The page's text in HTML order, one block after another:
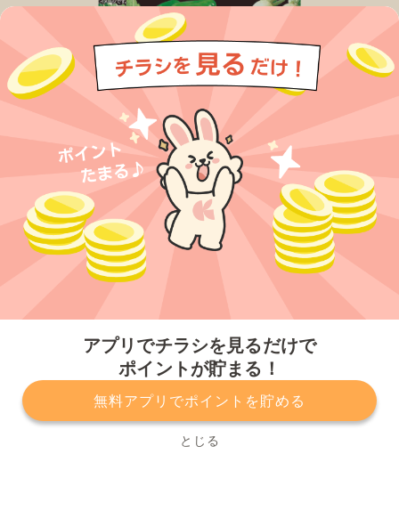
アプリでチラシを見るだけで
ポイントが貯まる！
無料アプリでポイントを貯める
とじる
プライバシーポリシー 利用規約
運営会社
サービスに関してのお問い合わせ